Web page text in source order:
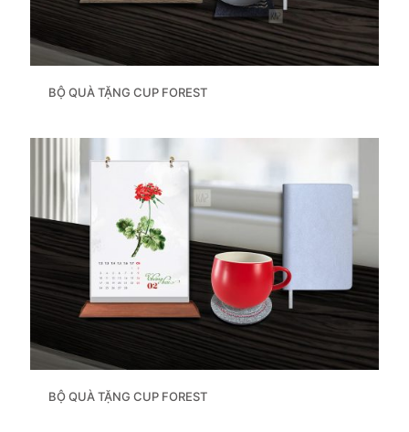
BỘ QUÀ TẶNG CUP FOREST
BỘ QUÀ TẶNG CUP FOREST